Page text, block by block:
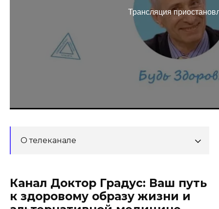
О телеканале
Канал Доктор Градус: Ваш путь
к здоровому образу жизни и